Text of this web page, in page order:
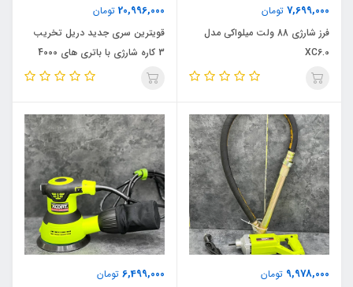
7,699,000 تومان
فرز شارژی 88 ولت میلواکی مدل
XC6.0
20,996,000 تومان
قویترین سری جدید دریل تخریب
3 کاره شارژی با باتری های 4000
میلی آمپر زوبر مدل 21V_22 اصلی
9,978,000 تومان
6,499,000 تومان